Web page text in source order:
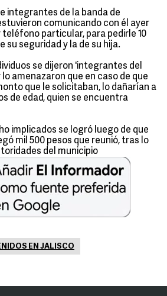
integrantes de la banda de
comunicando con él ayer
teléfono particular, para pedirle 10
su seguridad y la de su hija.
se dijeron 'integrantes del
amenazaron que en caso de que
que le solicitaban, lo dañarían a
de edad, quien se encuentra
implicados se logró luego de que
mil 500 pesos que reunió, tras lo
del municipio
EN JALISCO